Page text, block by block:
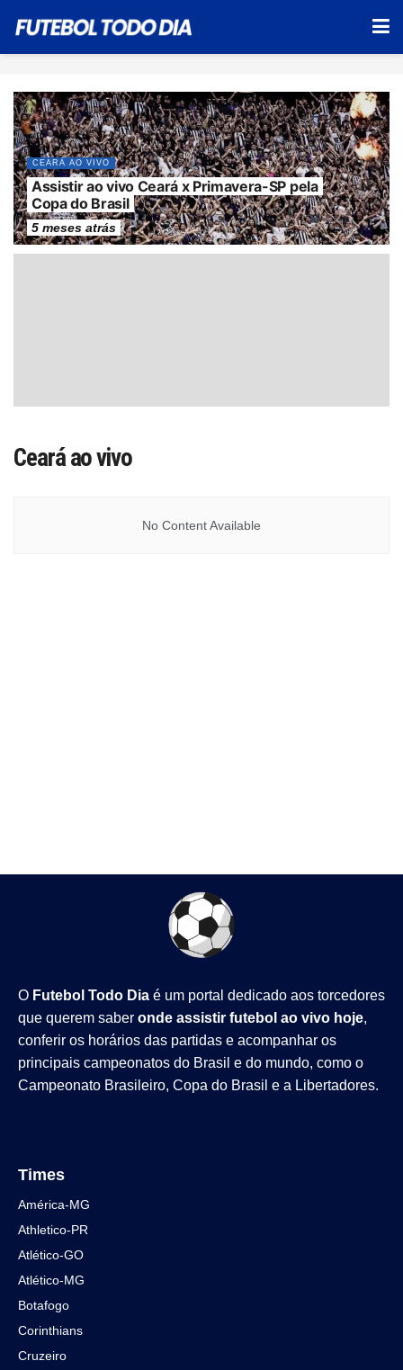
CEARÁ AO VIVO
Assistir ao vivo Ceará x Primavera-SP pela
Copa do Brasil
5 meses atrás
Ceará ao vivo
No Content Available
O Futebol Todo Dia é um portal dedicado aos torcedores
que querem saber onde assistir futebol ao vivo hoje,
conferir os horários das partidas e acompanhar os
principais campeonatos do Brasil e do mundo, como o
Campeonato Brasileiro, Copa do Brasil e a Libertadores.
Times
América-MG
Athletico-PR
Atlético-GO
Atlético-MG
Botafogo
Corinthians
Cruzeiro